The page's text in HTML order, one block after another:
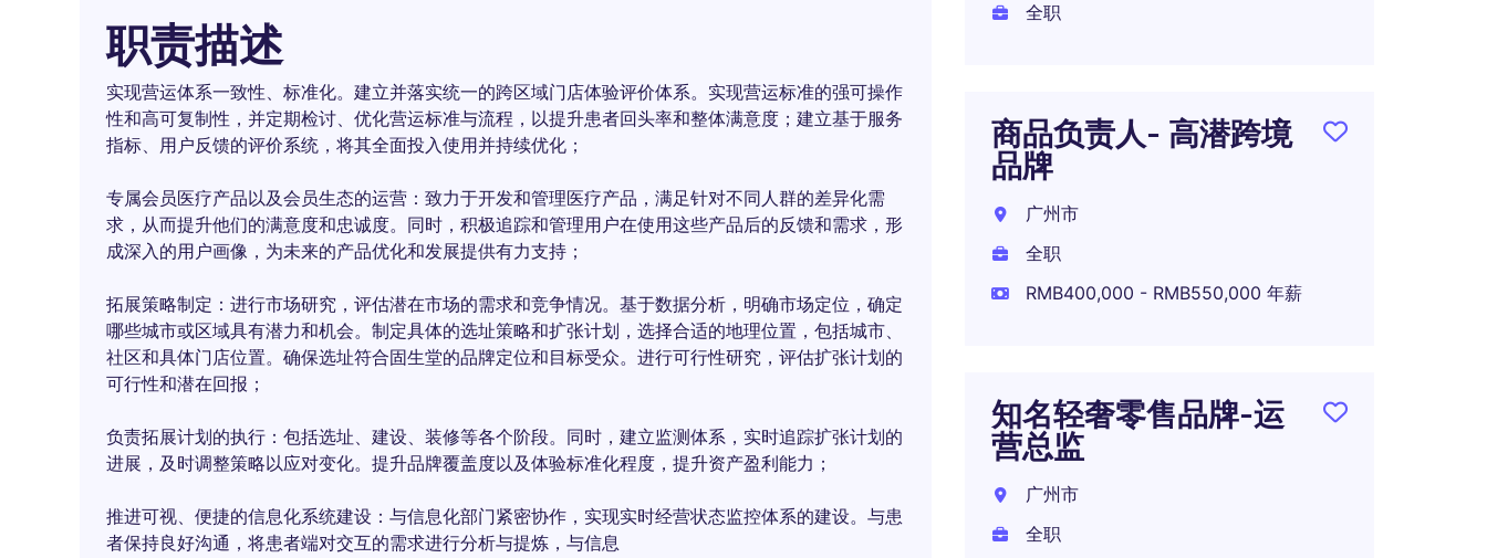
职责描述
实现营运体系一致性、标准化。建立并落实统一的跨区域门店体验评价体系。实现营运标准的强可操作
性和高可复制性，并定期检讨、优化营运标准与流程，以提升患者回头率和整体满意度；建立基于服务
指标、用户反馈的评价系统，将其全面投入使用并持续优化；
专属会员医疗产品以及会员生态的运营：致力于开发和管理医疗产品，满足针对不同人群的差异化需
求，从而提升他们的满意度和忠诚度。同时，积极追踪和管理用户在使用这些产品后的反馈和需求，形
成深入的用户画像，为未来的产品优化和发展提供有力支持；
拓展策略制定：进行市场研究，评估潜在市场的需求和竞争情况。基于数据分析，明确市场定位，确定
哪些城市或区域具有潜力和机会。制定具体的选址策略和扩张计划，选择合适的地理位置，包括城市、
社区和具体门店位置。确保选址符合固生堂的品牌定位和目标受众。进行可行性研究，评估扩张计划的
可行性和潜在回报；
负责拓展计划的执行：包括选址、建设、装修等各个阶段。同时，建立监测体系，实时追踪扩张计划的
进展，及时调整策略以应对变化。提升品牌覆盖度以及体验标准化程度，提升资产盈利能力；
推进可视、便捷的信息化系统建设：与信息化部门紧密协作，实现实时经营状态监控体系的建设。与患
者保持良好沟通，将患者端对交互的需求进行分析与提炼，与信息
全职
商品负责人- 高潜跨境
品牌
广州市
全职
RMB400,000 - RMB550,000 年薪
知名轻奢零售品牌-运
营总监
广州市
全职